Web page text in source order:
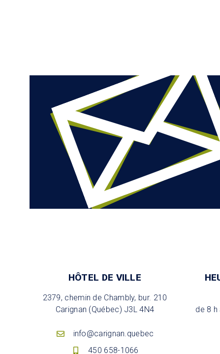
HÔTEL DE VILLE
2379, chemin de Chambly, bur. 210
Carignan (Québec) J3L 4N4
info@carignan.quebec
450 658-1066
de 8 h